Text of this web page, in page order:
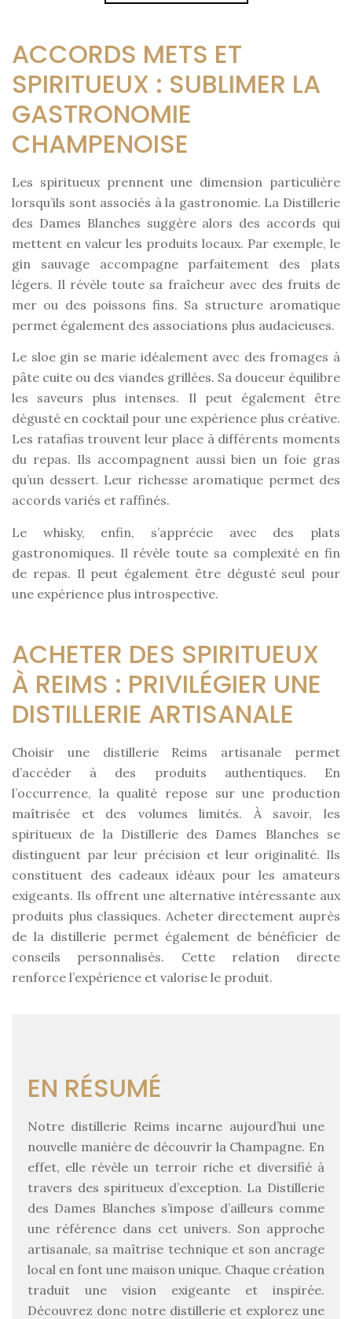
ACCORDS METS ET
SPIRITUEUX : SUBLIMER LA
GASTRONOMIE
CHAMPENOISE
Les spiritueux prennent une dimension particulière
lorsqu’ils sont associés à la gastronomie. La Distillerie
des Dames Blanches suggère alors des accords qui
mettent en valeur les produits locaux. Par exemple, le
gin sauvage accompagne parfaitement des plats
légers. Il révèle toute sa fraîcheur avec des fruits de
mer ou des poissons fins. Sa structure aromatique
permet également des associations plus audacieuses.
Le sloe gin se marie idéalement avec des fromages à
pâte cuite ou des viandes grillées. Sa douceur équilibre
les saveurs plus intenses. Il peut également être
dégusté en cocktail pour une expérience plus créative.
Les ratafias trouvent leur place à différents moments
du repas. Ils accompagnent aussi bien un foie gras
qu’un dessert. Leur richesse aromatique permet des
accords variés et raffinés.
Le whisky, enfin, s’apprécie avec des plats
gastronomiques. Il révèle toute sa complexité en fin
de repas. Il peut également être dégusté seul pour
une expérience plus introspective.
ACHETER DES SPIRITUEUX
À REIMS : PRIVILÉGIER UNE
DISTILLERIE ARTISANALE
Choisir une distillerie Reims artisanale permet
d’accéder à des produits authentiques. En
l’occurrence, la qualité repose sur une production
maîtrisée et des volumes limités. À savoir, les
spiritueux de la Distillerie des Dames Blanches se
distinguent par leur précision et leur originalité. Ils
constituent des cadeaux idéaux pour les amateurs
exigeants. Ils offrent une alternative intéressante aux
produits plus classiques. Acheter directement auprès
de la distillerie permet également de bénéficier de
conseils personnalisés. Cette relation directe
renforce l’expérience et valorise le produit.
EN RÉSUMÉ
Notre distillerie Reims incarne aujourd’hui une
nouvelle manière de découvrir la Champagne. En
effet, elle révèle un terroir riche et diversifié à
travers des spiritueux d’exception. La Distillerie
des Dames Blanches s’impose d’ailleurs comme
une référence dans cet univers. Son approche
artisanale, sa maîtrise technique et son ancrage
local en font une maison unique. Chaque création
traduit une vision exigeante et inspirée.
Découvrez donc notre distillerie et explorez une